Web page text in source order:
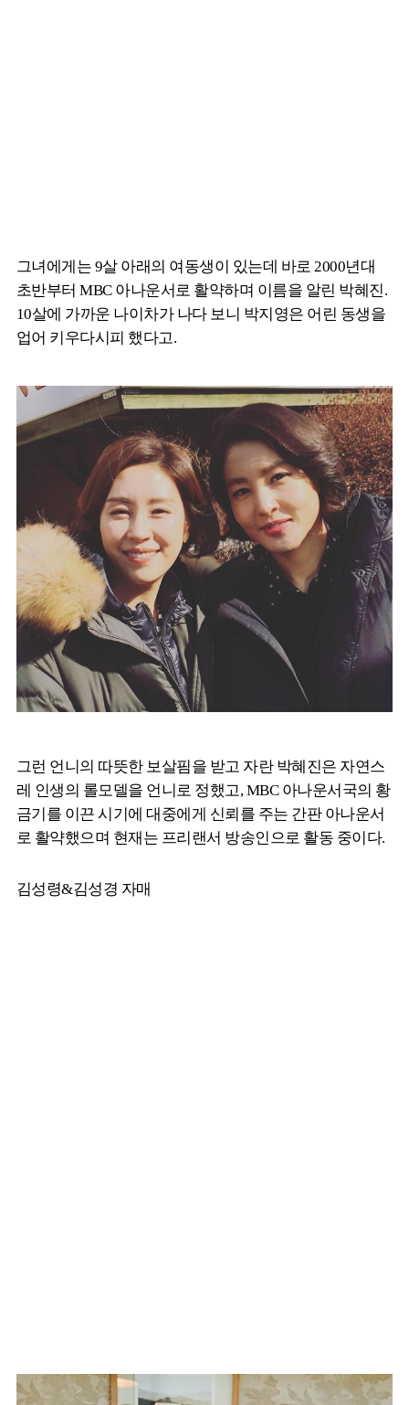
그녀에게는 9살 아래의 여동생이 있는데 바로 2000년대
초반부터 MBC 아나운서로 활약하며 이름을 알린 박혜진.
10살에 가까운 나이차가 나다 보니 박지영은 어린 동생을
업어 키우다시피 했다고.
그런 언니의 따뜻한 보살핌을 받고 자란 박혜진은 자연스
레 인생의 롤모델을 언니로 정했고, MBC 아나운서국의 황
금기를 이끈 시기에 대중에게 신뢰를 주는 간판 아나운서
로 활약했으며 현재는 프리랜서 방송인으로 활동 중이다.
김성령&김성경 자매